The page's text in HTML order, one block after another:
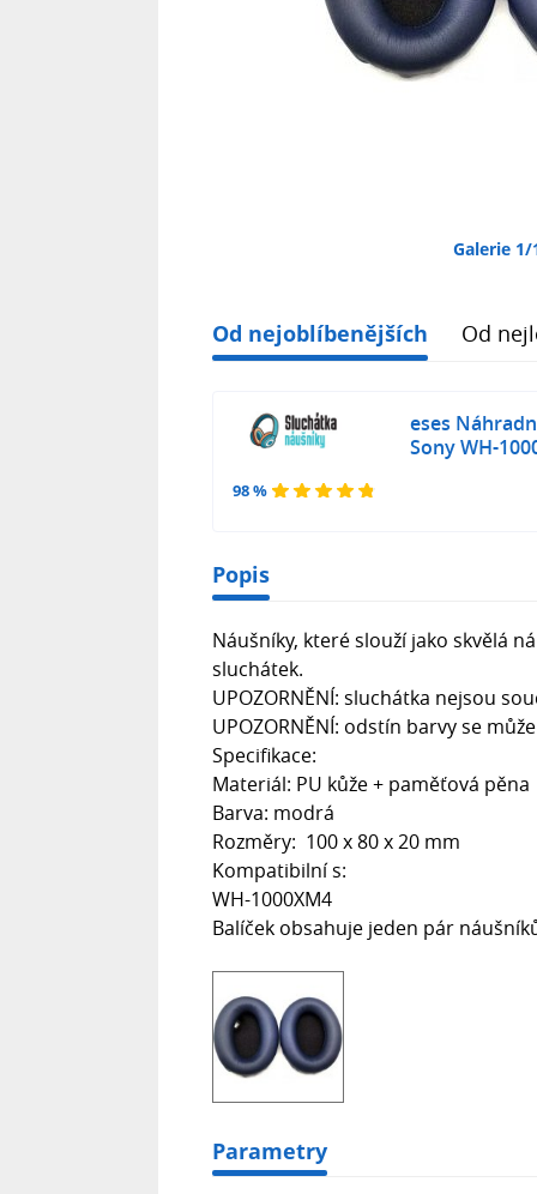
Galerie 1/
Od nejoblíbenějších Od
98 %
eses
Sony WH-
Popis
Náušníky, které slouží jako skvělá
sluchátek.
UPOZORNĚNÍ: sluchátka nejsou
UPOZORNĚNÍ: odstín barvy se
Specifikace:
Materiál: PU kůže + paměťová pěna
Barva: modrá
Rozměry: 100 x 80 x 20 mm
Kompatibilní s:
WH-1000XM4
Balíček obsahuje jeden pár
Parametry